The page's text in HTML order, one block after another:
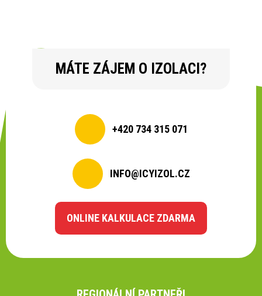
MÁTE ZÁJEM O IZOLACI?
+420 734 315 071
INFO@ICYIZOL.CZ
ONLINE KALKULACE ZDARMA